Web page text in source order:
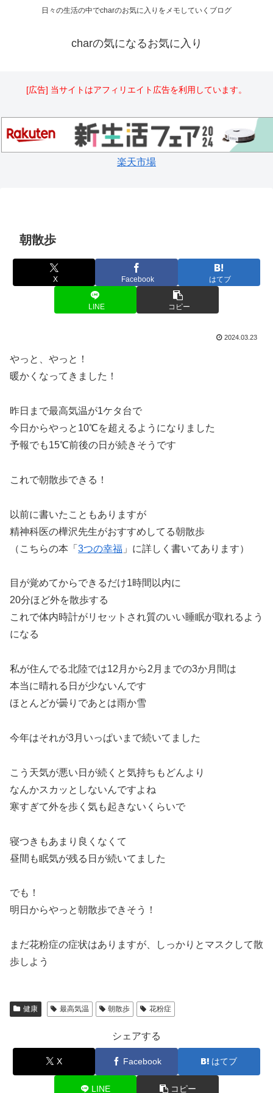
日々の生活の中でcharのお気に入りをメモしていくブログ
charの気になるお気に入り
[広告] 当サイトはアフィリエイト広告を利用しています。
楽天市場
朝散歩
X Facebook はてブ
LINE コピー
2024.03.23
やっと、やっと！
暖かくなってきました！
昨日まで最高気温が1ケタ台で
今日からやっと10℃を超えるようになりました
予報でも15℃前後の日が続きそうです
これで朝散歩できる！
以前に書いたこともありますが
精神科医の樺沢先生がおすすめしてる朝散歩
（こちらの本「 3つの幸福 」に詳しく書いてあります）
目が覚めてからできるだけ1時間以内に
20分ほど外を散歩する
これで体内時計がリセットされ質のいい睡眠が取れるよう
になる
私が住んでる北陸では12月から2月までの3か月間は
本当に晴れる日が少ないんです
ほとんどが曇りであとは雨か雪
今年はそれが3月いっぱいまで続いてました
こう天気が悪い日が続くと気持ちもどんより
なんかスカッとしないんですよね
寒すぎて外を歩く気も起きないくらいで
寝つきもあまり良くなくて
昼間も眠気が残る日が続いてました
でも！
明日からやっと朝散歩できそう！
まだ花粉症の症状はありますが、しっかりとマスクして散
歩しよう
健康 最高気温 朝散歩 花粉症
シェアする
X Facebook はてブ
LINE コピー